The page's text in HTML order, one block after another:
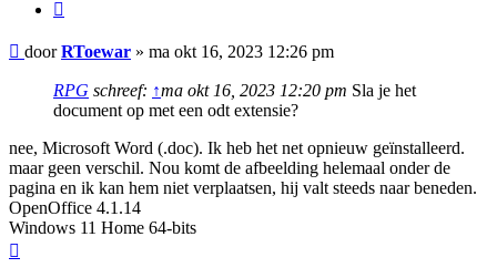
Bericht
doorRToewar » ma okt 16, 2023 12:26 pm
RPG schreef: ↑ma okt 16, 2023 12:20 pm Sla je het
document op met een odt extensie?
nee, Microsoft Word (.doc). Ik heb het net opnieuw geïnstalleerd.
maar geen verschil. Nou komt de afbeelding helemaal onder de
pagina en ik kan hem niet verplaatsen, hij valt steeds naar beneden.
OpenOffice 4.1.14
Windows 11 Home 64-bits